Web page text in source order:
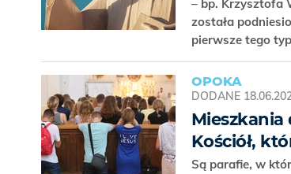
– bp. Krzysztofa
została
pierwsze tego
OPOKA
DODANE
Kościół,
Są parafie, w